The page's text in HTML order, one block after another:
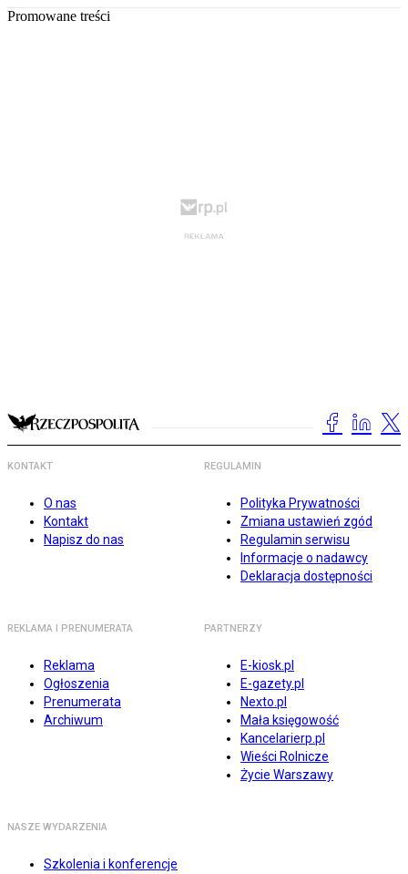
Promowane treści
KONTAKT
O nas
Kontakt
Napisz do nas
REGULAMIN
Polityka Prywatności
Zmiana ustawień zgód
Regulamin serwisu
Informacje o nadawcy
Deklaracja dostępności
REKLAMA I PRENUMERATA
Reklama
Ogłoszenia
Prenumerata
Archiwum
PARTNERZY
E-kiosk.pl
E-gazety.pl
Nexto.pl
Mała księgowość
Kancelarierp.pl
Wieści Rolnicze
Życie Warszawy
NASZE WYDARZENIA
Szkolenia i konferencje